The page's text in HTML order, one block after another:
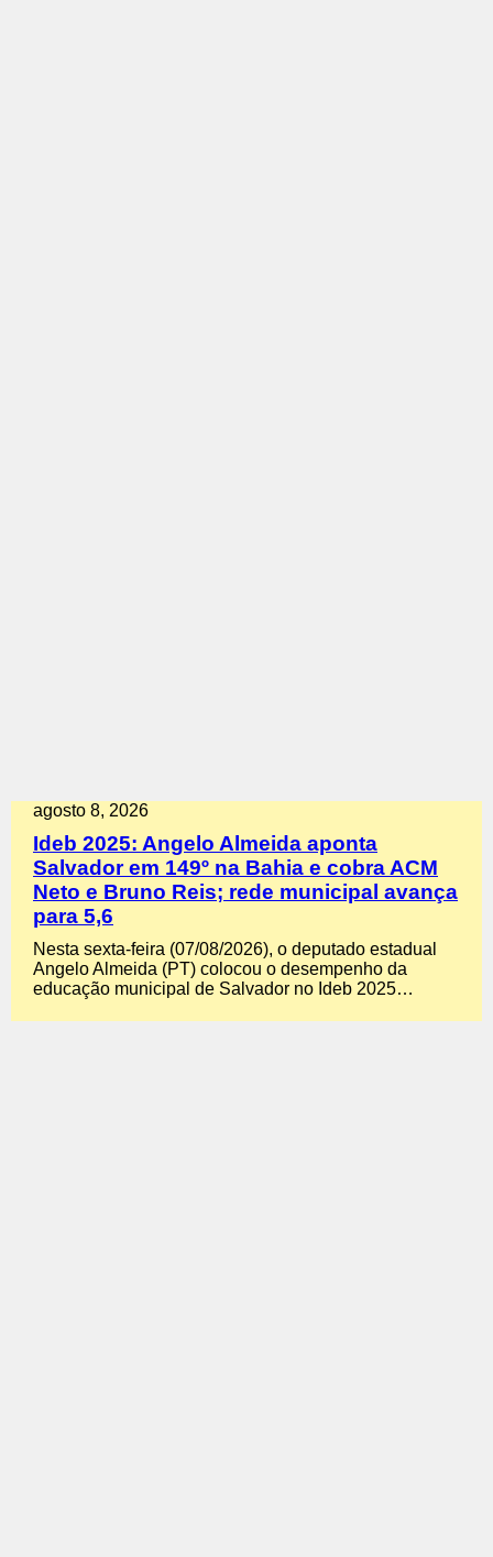
agosto 8, 2026
Ideb 2025: Angelo Almeida aponta
Salvador em 149º na Bahia e cobra ACM
Neto e Bruno Reis; rede municipal avança
para 5,6
Nesta sexta-feira (07/08/2026), o deputado estadual
Angelo Almeida (PT) colocou o desempenho da
educação municipal de Salvador no Ideb 2025…